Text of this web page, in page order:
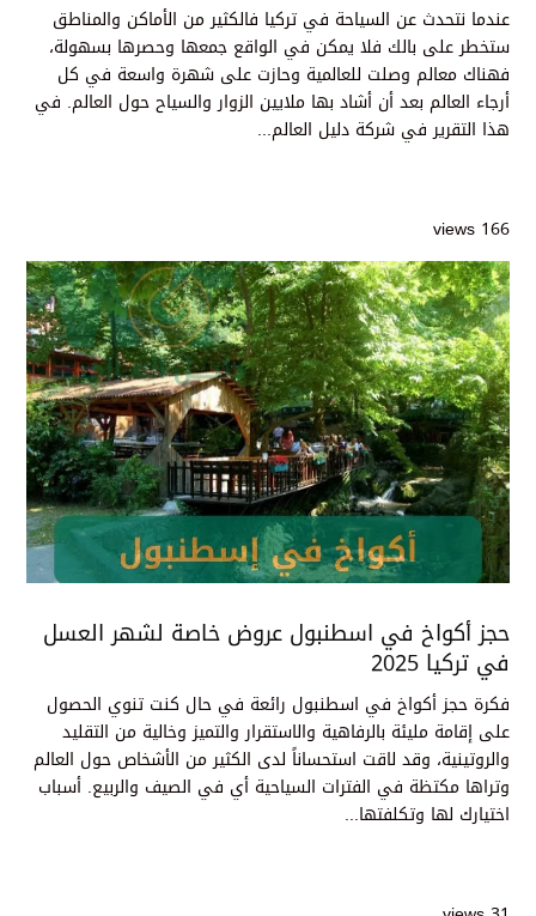
عندما نتحدث عن السياحة في تركيا فالكثير من الأماكن والمناطق
ستخطر على بالك فلا يمكن في الواقع جمعها وحصرها بسهولة،
فهناك معالم وصلت للعالمية وحازت على شهرة واسعة في كل
أرجاء العالم بعد أن أشاد بها ملايين الزوار والسياح حول العالم. في
هذا التقرير في شركة دليل العالم...
166 views
حجز أكواخ في اسطنبول عروض خاصة لشهر العسل
في تركيا 2025
فكرة حجز أكواخ في اسطنبول رائعة في حال كنت تنوي الحصول
على إقامة مليئة بالرفاهية والاستقرار والتميز وخالية من التقليد
والروتينية، وقد لاقت استحساناً لدى الكثير من الأشخاص حول العالم
وتراها مكتظة في الفترات السياحية أي في الصيف والربيع. أسباب
اختيارك لها وتكلفتها...